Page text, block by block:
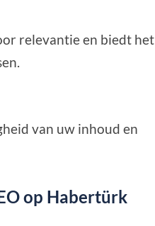
relevantie en biedt het
van uw inhoud en
op Habertürk